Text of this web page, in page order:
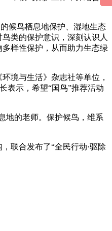
候鸟栖息地保护、湿地生态
类的保护意识，深刻认识人
样性保护，从而助力生态绿
境与生活》杂志社等单位，
表示，希望“国鸟”推荐活动
地的老师。保护候鸟，维系
联合发布了“全民行动·驱除